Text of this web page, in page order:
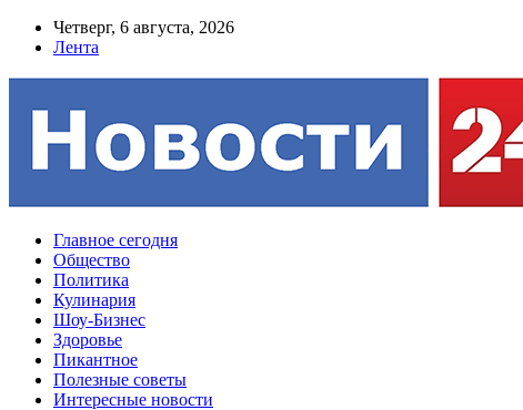
Четверг, 6 августа, 2026
Лента
Главное сегодня
Общество
Политика
Кулинария
Шоу-Бизнес
Здоровье
Пикантное
Полезные советы
Интересные новости